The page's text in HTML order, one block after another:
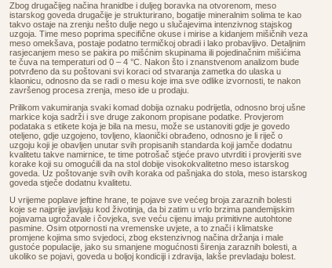
Zbog drugačijeg načina hranidbe i duljeg boravka na otvorenom, meso
istarskog goveda drugačije je strukturirano, bogatije mineralnim solima te kao
takvo ostaje na zrenju nešto dulje nego u slučajevima intenzivnog stajskog
uzgoja. Time meso poprima specifične okuse i mirise a kidanjem mišičnih veza
meso omekšava, postaje podatno termičkoj obradi i lako probavljivo. Detaljnim
rasjecanjem meso se pakira po mišćnim skupinama ili pojedinačnim mišićima
te čuva na temperaturi od 0 – 4 °C. Nakon što i znanstvenom analizom bude
potvrđeno da su poštovani svi koraci od stvaranja zametka do ulaska u
klaonicu, odnosno da se radi o mesu koje ima sve odlike izvornosti, te nakon
završenog procesa zrenja, meso ide u prodaju.
Prilikom vakumiranja svaki komad dobija oznaku podrijetla, odnosno broj ušne
markice koja sadrži i sve druge zakonom propisane podatke. Provjerom
podataka s etikete koja je bila na mesu, može se ustanoviti gdje je govedo
oteljeno, gdje uzgojeno, tovljeno, klaonički obrađeno, odnosno je li riječ o
uzgoju koji je obavljen unutar svih propisanih standarda koji jamče dodatnu
kvalitetu takve namirnice, te time potrošač stjeće pravo utvrditi i provjeriti sve
korake koji su omogućili da na stol dobije visokokvalitetno meso istarskog
goveda. Uz poštovanje svih ovih koraka od pašnjaka do stola, meso istarskog
goveda stječe dodatnu kvalitetu.
U vrijeme poplave jeftine hrane, te pojave sve većeg broja zaraznih bolesti
koje se najprije javljaju kod životinja, da bi zatim u vrlo brzima pandemijskim
pojavama ugrožavale i čovjeka, sve veću cijenu imaju primitivne autohtone
pasmine. Osim otpornosti na vremenske uvjete, a to znači i klimatske
promjene kojima smo svjedoci, zbog ekstenzivnog načina držanja i male
gustoće populacije, jako su smanjene mogućnosti širenja zaraznih bolesti, a
ukoliko se pojavi, goveda u boljoj kondiciji i zdravija, lakše prevladaju bolest.